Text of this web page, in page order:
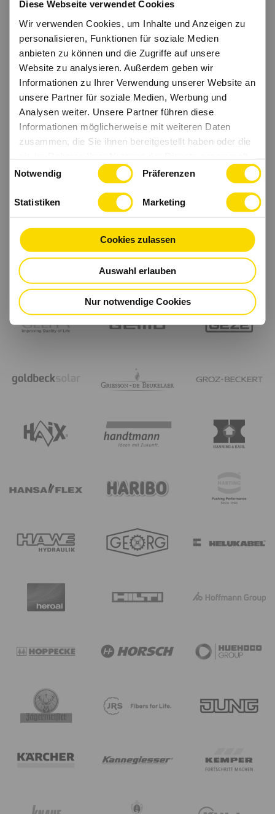
Diese Webseite verwendet Cookies
Wir verwenden Cookies, um Inhalte und Anzeigen zu
personalisieren, Funktionen für soziale Medien
anbieten zu können und die Zugriffe auf unsere
Website zu analysieren. Außerdem geben wir
Informationen zu Ihrer Verwendung unserer Website an
unsere Partner für soziale Medien, Werbung und
Analysen weiter. Unsere Partner führen diese
Informationen möglicherweise mit weiteren Daten
zusammen, die Sie ihnen bereitgestellt haben oder die
haben.
Notwendig Präferenzen
Statistiken Marketing
Cookies zulassen
Auswahl erlauben
Nur notwendige Cookies